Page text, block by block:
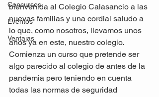
Concursos
Eventos
Ventajas
bienvenida al Colegio Calasancio a las
nuevas familias y una cordial saludo a
lo que, como nosotros, llevamos unos
años ya en este, nuestro colegio.
Comienza un curso que pretende ser
algo parecido al colegio de antes de la
pandemia pero teniendo en cuenta
todas las normas de seguridad